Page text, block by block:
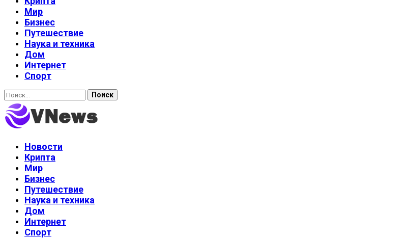
Мир
Бизнес
Путешествие
Наука и техника
Дом
Интернет
Спорт
Найти:
Новости
Крипта
Мир
Бизнес
Путешествие
Наука и техника
Дом
Интернет
Спорт